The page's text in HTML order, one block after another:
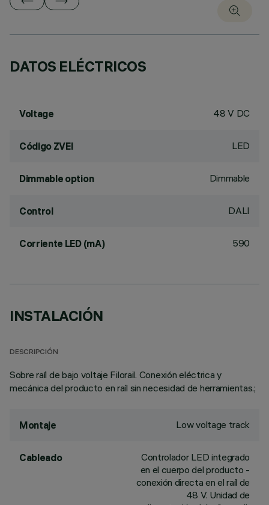
DATOS ELÉCTRICOS
Voltage 48 V DC
Código ZVEI LED
Dimmable option Dimmable
Control DALI
Corriente LED (mA) 590
INSTALACIÓN
DESCRIPCIÓN
Sobre raíl de bajo voltaje Filorail. Conexión eléctrica y
mecánica del producto en raíl sin necesidad de herramientas.;
Montaje Low voltage track
Cableado
Controlador LED integrado
en el cuerpo del producto -
conexión directa en el raíl de
48 V. Unidad de